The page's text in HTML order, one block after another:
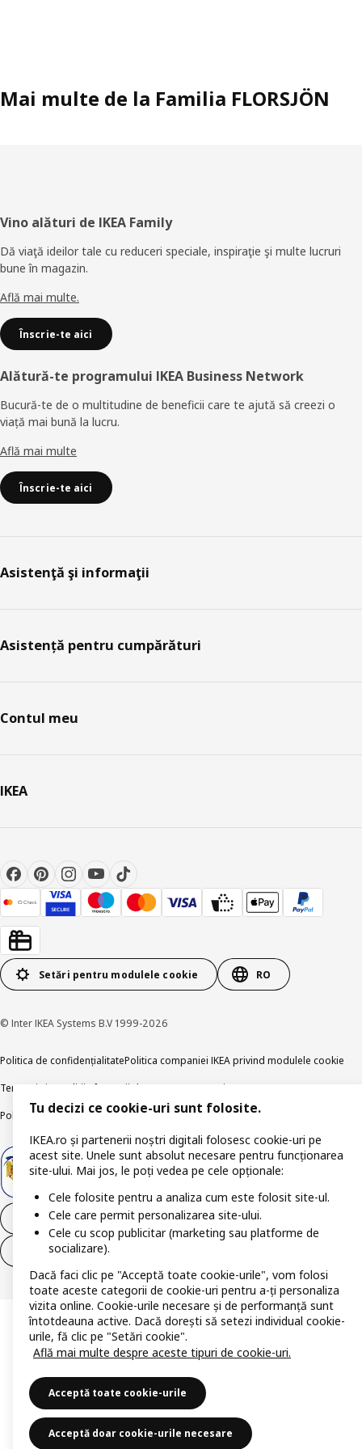
Mai multe de la Familia FLORSJÖN
Subsol
Vino alături de IKEA Family
Dă viaţă ideilor tale cu reduceri speciale, inspiraţie şi multe lucruri
bune în magazin.
Află mai multe.
Înscrie-te aici
Alătură-te programului IKEA Business Network
Bucură-te de o multitudine de beneficii care te ajută să creezi o
viață mai bună la lucru.
Află mai multe
Înscrie-te aici
Asistenţă şi informaţii
Asistență pentru cumpărături
Contul meu
IKEA
Setări pentru modulele cookie RO
© Inter IKEA Systems B.V 1999-2026
Politica de confidențialitatePolitica companiei IKEA privind modulele cookie
Termeni și Condiții Informații despre IKEA Romania
Politica de publicare responsabilăAccesibilitatea digitală
Retrage-te din contract
Retrage-te din contract (servicii)
Tu decizi ce cookie-uri sunt folosite.
IKEA.ro și partenerii noștri digitali folosesc cookie-uri pe
acest site. Unele sunt absolut necesare pentru funcționarea
site-ului. Mai jos, le poți vedea pe cele opționale:
Cele folosite pentru a analiza cum este folosit site-ul.
Cele care permit personalizarea site-ului.
Cele cu scop publicitar (marketing sau platforme de
socializare).
Dacă faci clic pe "Acceptă toate cookie-urile", vom folosi
toate aceste categorii de cookie-uri pentru a-ți personaliza
vizita online. Cookie-urile necesare și de performanță sunt
întotdeauna active. Dacă dorești să setezi individual cookie-
urile, fă clic pe "Setări cookie".
Află mai multe despre aceste tipuri de cookie-uri.
Acceptă toate cookie-urile
Acceptă doar cookie-urile necesare